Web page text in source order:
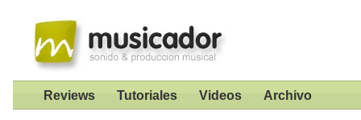
Reviews Tutoriales Videos Archivo